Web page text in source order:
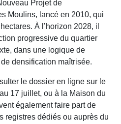
Projet de
Moulins, lancé en 2010, qui
À l’horizon 2028, il
progressive du quartier
dans une logique de
densification maîtrisée.
le dossier en ligne sur le
17 juillet, ou à la Maison du
également faire part de
registres dédiés ou auprès du